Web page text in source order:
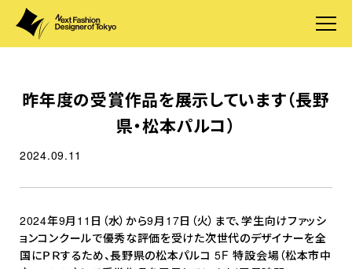
昨年度の受賞作品を展示しています（長野
県・松本パルコ）
2024.09.11
2024年9月11日（水）から9月17日（火）まで、学生向けファッシ
ョンコンクールで優秀な評価を受けた次世代のデザイナーを全
国にＰＲするため、長野県の松本パルコ 5F 特設会場（松本市中